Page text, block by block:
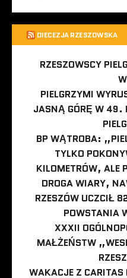
DIECEZJA RZESZOWSKA
RZESZOWSCY
PIELGRZYMI
JASNĄ GÓRĘ W 49.
BP WĄTROBA:
TYLKO
KILOMETRÓW, ALE
DROGA WIARY,
RZESZÓW UCZCIŁ
POWSTANIA
XXXII
MAŁŻEŃSTW
WAKACJE Z CARITAS